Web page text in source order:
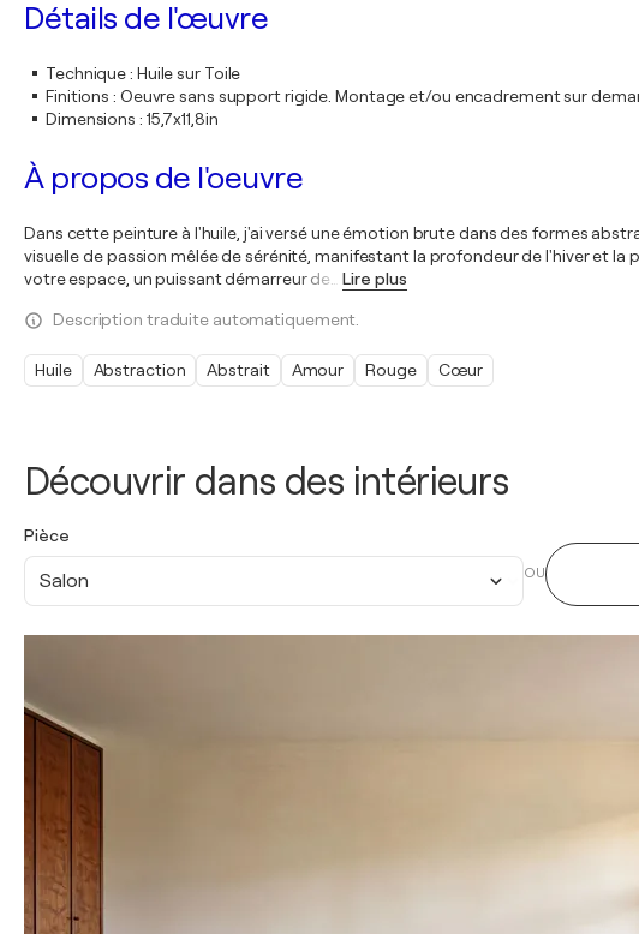
Découvrir dans des intérieurs
Pièce
Salon OU
Détails de l'œuvre
Technique: Huile sur Toile
Finitions : Oeuvre sans support rigide. Montage et/ou encadrement sur
Dimensions : 15,7x11,8in
À propos de l'oeuvre
Dans cette peinture à l'huile, j'ai versé une émotion brute dans des formes
visuelle de passion mêlée de sérénité, manifestant la profondeur de l'hiver et
votre espace, un puissant démarreur de
Lire plus
Description traduite automatiquement.
Huile Abstraction Abstrait Amour Rouge Cœur